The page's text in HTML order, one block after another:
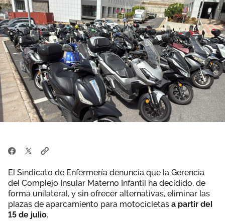
El Sindicato de Enfermería denuncia que la Gerencia
del Complejo Insular Materno Infantil ha decidido, de
forma unilateral, y sin ofrecer alternativas, eliminar las
plazas de aparcamiento para motocicletas a partir del
15 de julio.